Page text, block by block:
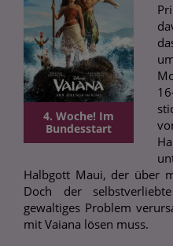
4. Woche! Im
Bundesstart
Halbgott Maui, der über
Doch der
gewaltiges Problem
mit Vaiana lösen muss.